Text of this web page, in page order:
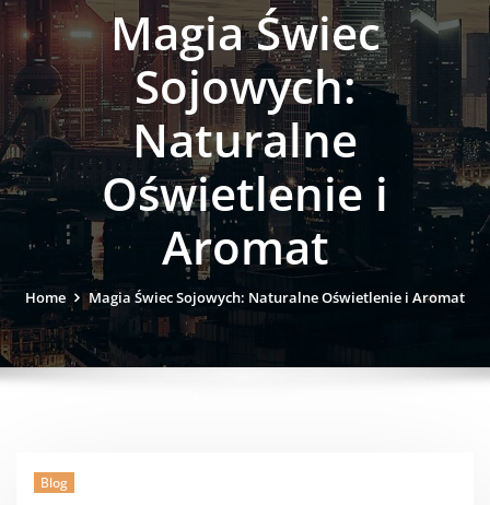
Magia Świec
Sojowych:
Naturalne
Oświetlenie i
Aromat
Home Magia Świec Sojowych: Naturalne Oświetlenie i Aromat
Blog